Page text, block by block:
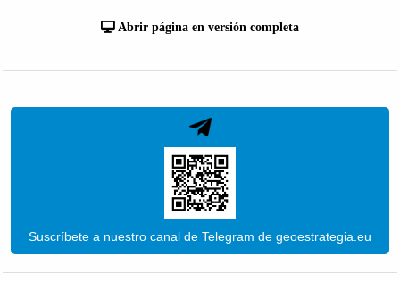
Abrir página en versión completa
Suscríbete a nuestro canal de Telegram de geoestrategia.eu